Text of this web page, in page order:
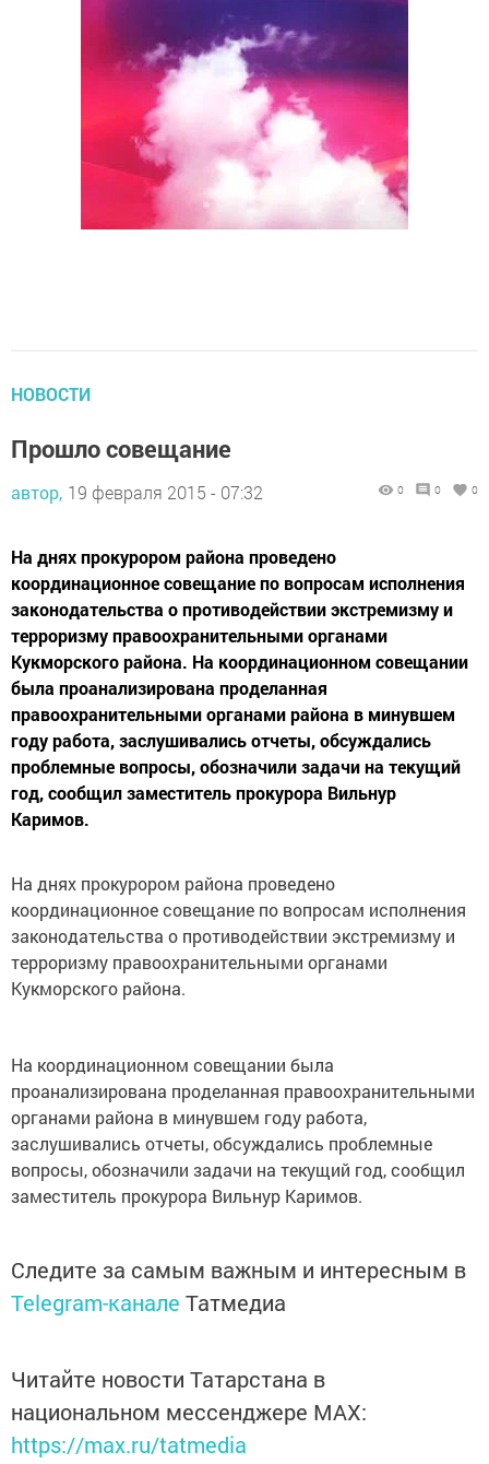
НОВОСТИ
Прошло совещание
автор, 19 февраля 2015 - 07:32 0 0 0
На днях прокурором района проведено
координационное совещание по вопросам исполнения
законодательства о противодействии экстремизму и
терроризму правоохранительными органами
Кукморского района. На координационном совещании
была проанализирована проделанная
правоохранительными органами района в минувшем
году работа, заслушивались отчеты, обсуждались
проблемные вопросы, обозначили задачи на текущий
год, сообщил заместитель прокурора Вильнур
Каримов.
На днях прокурором района проведено
координационное совещание по вопросам исполнения
законодательства о противодействии экстремизму и
терроризму правоохранительными органами
Кукморского района.
На координационном совещании была
проанализирована проделанная правоохранительными
органами района в минувшем году работа,
заслушивались отчеты, обсуждались проблемные
вопросы, обозначили задачи на текущий год, сообщил
заместитель прокурора Вильнур Каримов.
Следите за самым важным и интересным в
Telegram-канале Татмедиа
Читайте новости Татарстана в
национальном мессенджере MАХ:
https://max.ru/tatmedia